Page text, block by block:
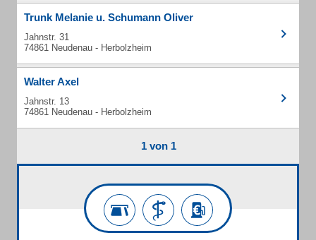
Trunk Melanie u. Schumann Oliver
Jahnstr. 31
74861 Neudenau - Herbolzheim
Walter Axel
Jahnstr. 13
74861 Neudenau - Herbolzheim
1 von 1